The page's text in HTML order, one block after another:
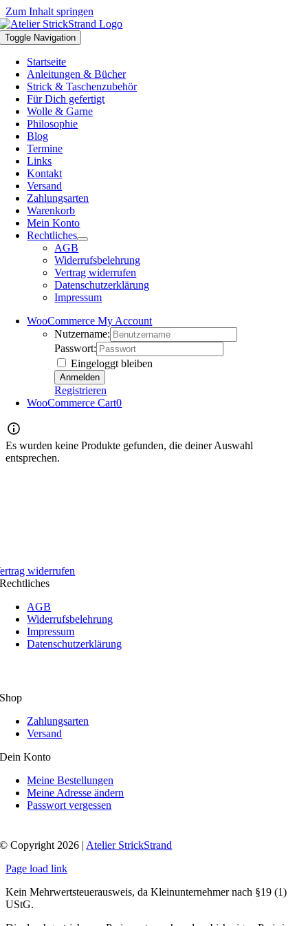
Zum Inhalt springen
Toggle Navigation
Startseite
Anleitungen & Bücher
Strick & Taschenzubehör
Für Dich gefertigt
Wolle & Garne
Philosophie
Blog
Termine
Links
Kontakt
Versand
Zahlungsarten
Warenkorb
Mein Konto
Rechtliches
AGB
Widerrufsbelehrung
Vertrag widerrufen
Datenschutzerklärung
Impressum
WooCommerce My Account
Nutzername:
Passwort:
Eingeloggt bleiben
Registrieren
WooCommerce Cart0
Es wurden keine Produkte gefunden, die deiner Auswahl
entsprechen.
widerrufen
Rechtliches
AGB
Widerrufsbelehrung
Impressum
Datenschutzerklärung
Shop
Zahlungsarten
Versand
Dein Konto
Meine Bestellungen
Meine Adresse ändern
Passwort vergessen
© Copyright 2026 | Atelier StrickStrand
Page load link
Kein Mehrwertsteuerausweis, da Kleinunternehmer nach §19 (1)
UStG.